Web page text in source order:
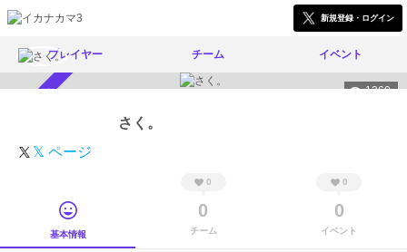
新規登録・ログイン
プレイヤー チーム イベント
1260
さく。
𝕏 ページ
基本情報
0
0
チーム
0
0
イベント